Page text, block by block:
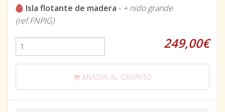
Isla flotante de madera - + nido grande
(ref.FNPIG)
249,00€
AÑADIR AL CARRITO